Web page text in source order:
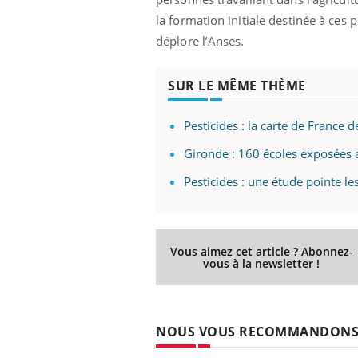
la formation initiale destinée à ces
déplore l’Anses.
SUR LE MÊME THÈME
Pesticides : la carte de France
Gironde : 160 écoles exposées
Pesticides : une étude pointe
Vous aimez cet article ? Abonnez-
vous à la newsletter !
NOUS VOUS RECOMMANDONS
Carence en fer : comprendre pour
Youtube
Fatigue, irritabilité, brouillard mental ou
même alopécie… Les symptômes de la
carence en fer sont multiples ce qui la rend